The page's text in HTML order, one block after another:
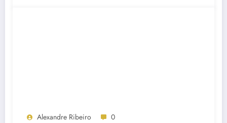
Alexandre Ribeiro 0